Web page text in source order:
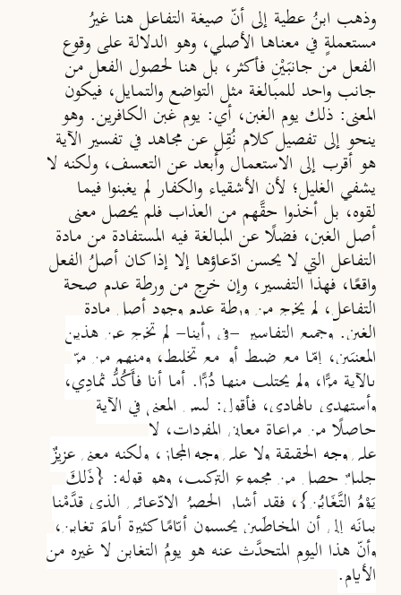
وذهب ابنُ عطية إلى أنّ صيغة التفاعل هنا غيرُ
مستعملةٍ في معناها الأصلي، وهو الدلالة على وقوع
الفعل من جانبَيْنِ فأكثر، بل هنا لحصول الفعل من
جانب واحد للمبالغة مثل التواضع والتمايل، فيكون
المعنى: ذلك يوم الغبن، أي: يوم غبن الكافرين. وهو
ينحو إلى تفصيل كلام نُقِل عن مجاهد في تفسير الآية
هو أقرب إلى الاستعمال وأبعد عن التعسف، ولكنه لا
يشفي الغليل؛ لأن الأشقياء والكفار لم يغبنوا فيما
لقوه، بل أخذوا حقَّهم من العذاب فلم يحصل معنى
أصل الغبن، فضلًا عن المبالغة فيه المستفادة من مادة
التفاعل التي لا يحسن ادّعاؤها إلا إذا كان أصلُ الفعل
واقعًا، فهذا التفسير، وإن خرج من ورطة عدم صحة
التفاعل، لم يخرج من ورطة عدم وجود أصل مادة
الغبن. وجميع التفاسير -في رأينا- لم تخرج عن هذين
المعنيَين، إمّا مع ضبط أو مع تخليط، ومنهم من مرّ
بالآية مرًّا، ولم يحتلب منها دُرًّا. أما أنا فأَكُدُّ ثِمادِي،
وأستهدي بالهادي، فأقول: ليس المعنى في الآية
حاصلًا من مراعاة معاني المفردات، لا
علىوجه الحقيقة ولا علىوجهالمجاز، ولكنه معنى عزيزٌ
جليلٌ حصل من مجموع التركيب، وهو قوله: {ذَلِكَ
يَوْمُ التَّغَابُنِ}، فقد أشار الحصرُ الادّعائي الذي قدَّمْنا
بيانَه إلى أن المخاطَبِين يحسبون أيّامًا كثيرة أيامَ تغابن،
وأنّ هذا اليوم المتحدَّث عنه هو يومُ التغابن لا غيره من
الأيام.